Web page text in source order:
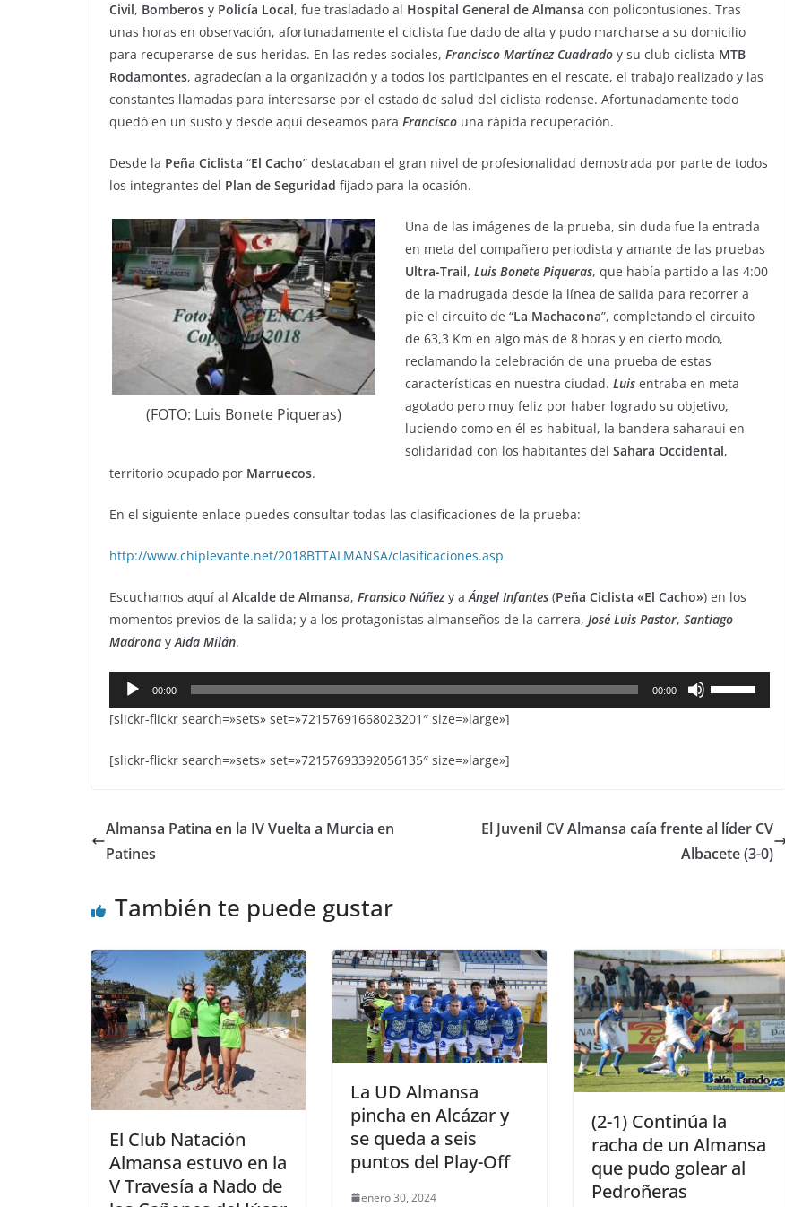
Civil, Bomberos y Policía Local, fue trasladado al Hospital General de Almansa con policontusiones. Tras
unas horas en observación, afortunadamente el ciclista fue dado de alta y pudo marcharse a su domicilio
para recuperarse de sus heridas. En las redes sociales, Francisco Martínez Cuadrado y su club ciclista MTB
Rodamontes, agradecían a la organización y a todos los participantes en el rescate, el trabajo realizado y las
constantes llamadas para interesarse por el estado de salud del ciclista rodense. Afortunadamente todo
quedó en un susto y desde aquí deseamos para Francisco una rápida recuperación.
Desde la Peña Ciclista “El Cacho” destacaban el gran nivel de profesionalidad demostrada por parte de todos
los integrantes del Plan de Seguridad fijado para la ocasión.
(FOTO: Luis Bonete Piqueras)
Una de las imágenes de la prueba, sin duda fue la entrada
en meta del compañero periodista y amante de las pruebas
Ultra-Trail, Luis Bonete Piqueras, que había partido a las 4:00
de la madrugada desde la línea de salida para recorrer a
pie el circuito de “La Machacona”, completando el circuito
de 63,3 Km en algo más de 8 horas y en cierto modo,
reclamando la celebración de una prueba de estas
características en nuestra ciudad. Luis entraba en meta
agotado pero muy feliz por haber logrado su objetivo,
luciendo como en él es habitual, la bandera saharaui en
solidaridad con los habitantes del Sahara Occidental,
territorio ocupado por Marruecos.
En el siguiente enlace puedes consultar todas las clasificaciones de la prueba:
http://www.chiplevante.net/2018BTTALMANSA/clasificaciones.asp
Escuchamos aquí al Alcalde de Almansa, Fransico Núñezy aÁngel Infantes (Peña Ciclista «El Cacho») en los
momentos previos de la salida; y a los protagonistas almanseños de la carrera, José Luis Pastor, Santiago
Madrona yAida Milán.
Reproductor
de
00:00 00:00
Utiliza
las
para
aumentar
volumen.
[slickr-flickr search=»sets» set=»72157691668023201″ size=»large»]
[slickr-flickr search=»sets» set=»72157693392056135″ size=»large»]
Almansa Patina en la IV Vuelta a Murcia en
Patines
El Juvenil CV Almansa caía frente al líder CV
Albacete (3-0)
También te puede gustar
El Club Natación
Almansa estuvo en la
V Travesía a Nado de
La UD Almansa
pincha en Alcázar y
se queda a seis
puntos del Play-Off
enero 30, 2024
(2-1) Continúa la
racha de un Almansa
que pudo golear al
Pedroñeras